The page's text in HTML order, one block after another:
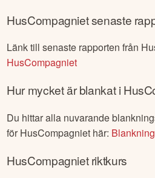
HusCompagnietsenaste
Länk till senaste rapporten från
HusCompagniet
Hur mycket är blankat i
Du hittar alla nuvarande
för HusCompagniet här: Blankning
HusCompagnietriktkurs